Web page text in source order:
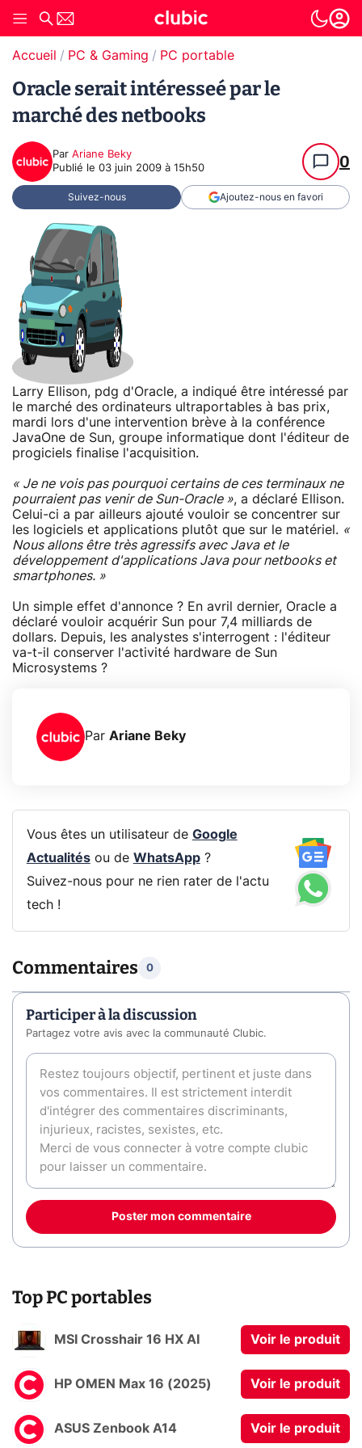
Accueil PC & Gaming PC portable
Oracle serait intéresseé par le
marché des netbooks
Par Ariane Beky
Publié le 03 juin 2009 à 15h50 0
Suivez-nous Ajoutez-nous en favori
Larry Ellison, pdg d'Oracle, a indiqué être intéressé par
le marché des ordinateurs ultraportables à bas prix,
mardi lors d'une intervention brève à la conférence
JavaOne de Sun, groupe informatique dont l'éditeur de
progiciels finalise l'acquisition.
« Je ne vois pas pourquoi certains de ces terminaux ne
pourraient pas venir de Sun-Oracle », a déclaré Ellison.
Celui-ci a par ailleurs ajouté vouloir se concentrer sur
les logiciels et applications plutôt que sur le matériel. «
Nous allons être très agressifs avec Java et le
développement d'applications Java pour netbooks et
smartphones. »
Un simple effet d'annonce ? En avril dernier, Oracle a
déclaré vouloir acquérir Sun pour 7,4 milliards de
dollars. Depuis, les analystes s'interrogent : l'éditeur
va-t-il conserver l'activité hardware de Sun
Microsystems ?
Par Ariane Beky
Vous êtes un utilisateur de Google
Actualitésou de WhatsApp?
Suivez-nous pour ne rien rater de l'actu
tech !
Commentaires 0
Participer à la discussion
Partagez votre avis avec la communauté Clubic.
Poster mon commentaire
Top PC portables
MSI Crosshair 16 HX AI Voir le produit
HP OMEN Max 16 (2025) Voir le produit
ASUS Zenbook A14 Voir le produit